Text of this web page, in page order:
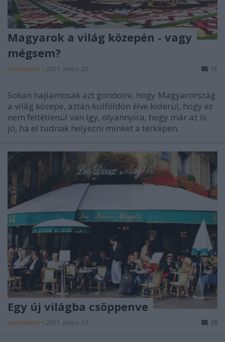
Magyarok a világ közepén - vagy
mégsem?
Határátkelő • 2021. június 20. 15
Sokan hajlamosak azt gondolni, hogy Magyarország
a világ közepe, aztán külföldön élve kiderül, hogy ez
nem feltétlenül van így, olyannyira, hogy már az is
jó, ha el tudnak helyezni minket a térképen.
Egy új világba csöppenve
Határátkelő • 2021. június 13. 28